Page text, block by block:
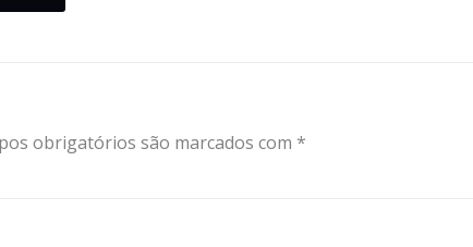
obrigatórios são marcados com *